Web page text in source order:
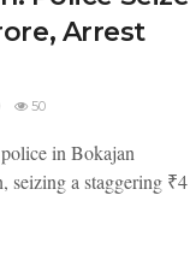
Arrest
50
in Bokajan
seizing a staggering ₹4